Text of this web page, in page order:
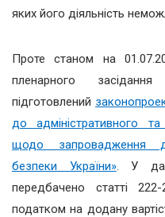
яких його діяльність
Проте станом на
пленарного
підготовлений
до адміністративного
щодо запровадження
безпеки України». У
передбачено статті
податком на додану